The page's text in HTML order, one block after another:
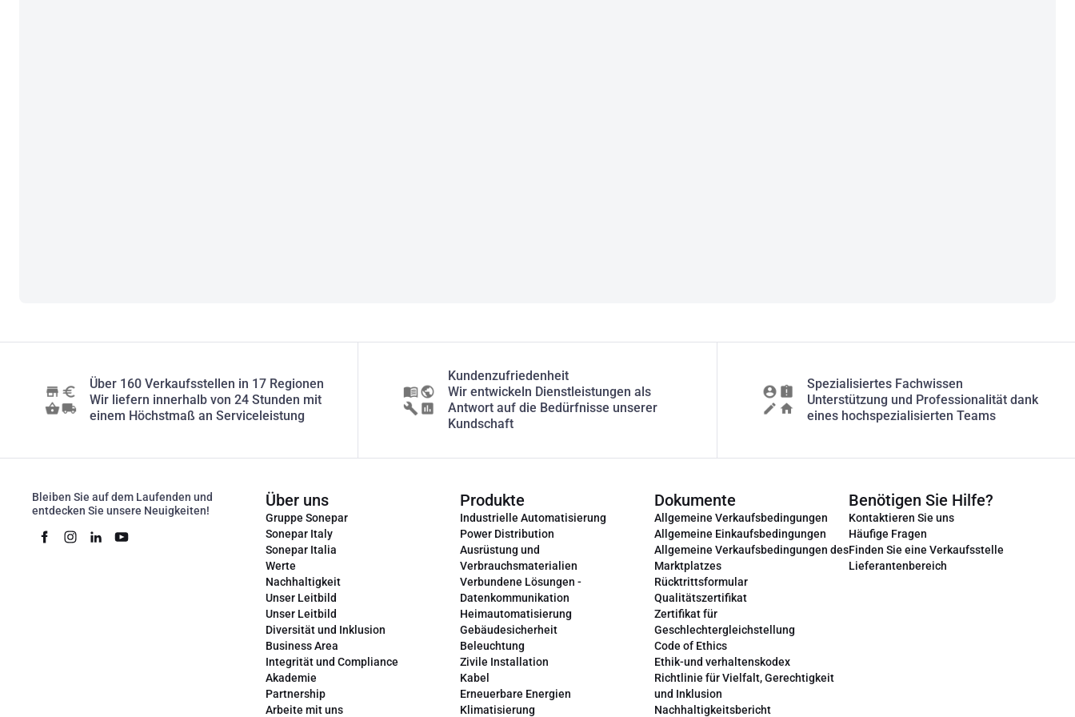
Über 160 Verkaufsstellen in 17 Regionen
Wir liefern innerhalb von 24 Stunden mit
einem Höchstmaß an Serviceleistung
Kundenzufriedenheit
Wir entwickeln Dienstleistungen als
Antwort auf die Bedürfnisse unserer
Kundschaft
Spezialisiertes Fachwissen
Unterstützung und Professionalität dank
eines hochspezialisierten Teams
Bleiben Sie auf dem Laufenden und
entdecken Sie unsere Neuigkeiten!
Über uns
Gruppe Sonepar
Sonepar Italy
Sonepar Italia
Werte
Nachhaltigkeit
Unser Leitbild
Unser Leitbild
Diversität und Inklusion
Business Area
Integrität und Compliance
Akademie
Partnership
Arbeite mit uns
Produkte
Industrielle Automatisierung
Power Distribution
Ausrüstung und
Verbrauchsmaterialien
Verbundene Lösungen -
Datenkommunikation
Heimautomatisierung
Gebäudesicherheit
Beleuchtung
Zivile Installation
Kabel
Erneuerbare Energien
Klimatisierung
Dokumente
Allgemeine Verkaufsbedingungen
Allgemeine Einkaufsbedingungen
Allgemeine Verkaufsbedingungen des
Marktplatzes
Rücktrittsformular
Qualitätszertifikat
Zertifikat für
Geschlechtergleichstellung
Code of Ethics
Ethik-und verhaltenskodex
Richtlinie für Vielfalt, Gerechtigkeit
und Inklusion
Nachhaltigkeitsbericht
Benötigen Sie Hilfe?
Kontaktieren Sie uns
Häufige Fragen
Finden Sie eine Verkaufsstelle
Lieferantenbereich